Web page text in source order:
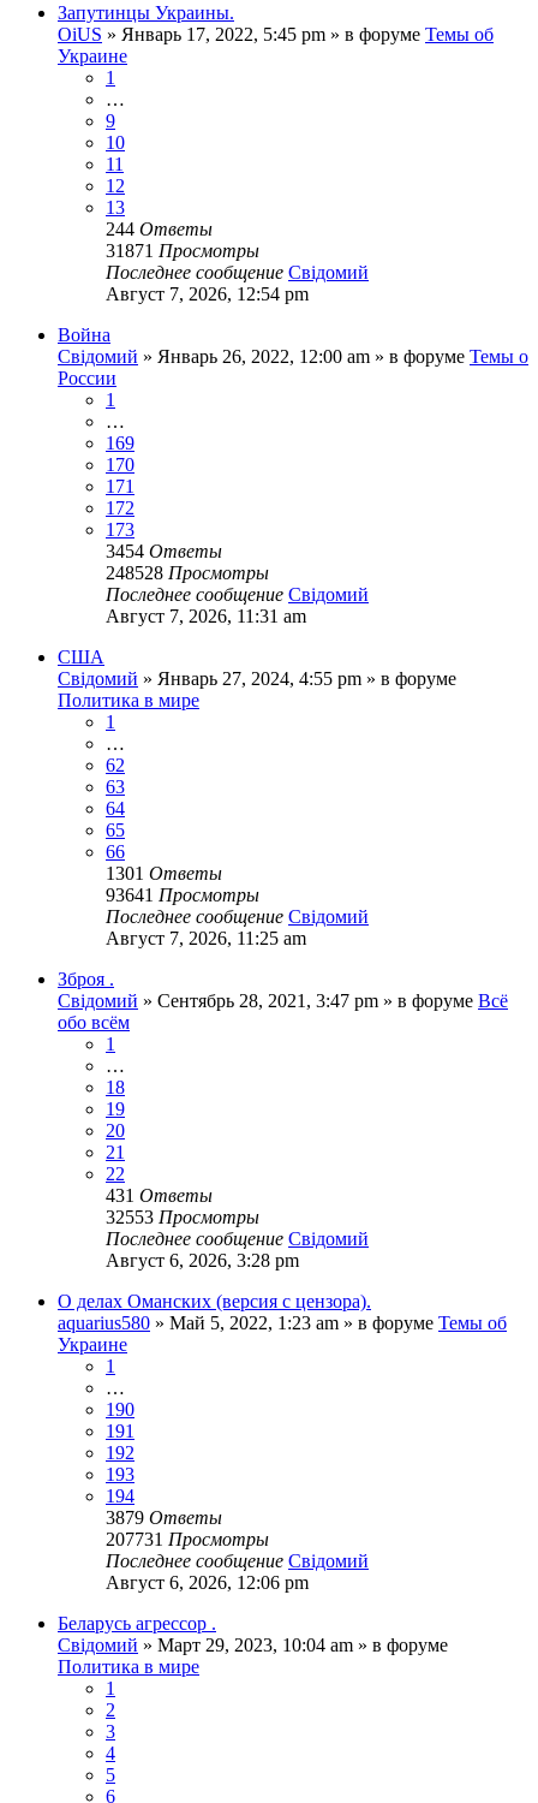
Запутинцы Украины.
OiUS » Январь 17, 2022, 5:45 pm » в форуме Темы об
Украине
1
…
9
10
11
12
13
244 Ответы
31871 Просмотры
Последнее сообщение Свідомий
Август 7, 2026, 12:54 pm
Война
Свідомий » Январь 26, 2022, 12:00 am » в форуме Темы о
России
1
…
169
170
171
172
173
3454 Ответы
248528 Просмотры
Последнее сообщение Свідомий
Август 7, 2026, 11:31 am
США
Свідомий » Январь 27, 2024, 4:55 pm » в форуме
Политика в мире
1
…
62
63
64
65
66
1301 Ответы
93641 Просмотры
Последнее сообщение Свідомий
Август 7, 2026, 11:25 am
Зброя .
Свідомий » Сентябрь 28, 2021, 3:47 pm » в форуме Всё
обо всём
1
…
18
19
20
21
22
431 Ответы
32553 Просмотры
Последнее сообщение Свідомий
Август 6, 2026, 3:28 pm
О делах Оманских (версия с цензора).
aquarius580 » Май 5, 2022, 1:23 am » в форуме Темы об
Украине
1
…
190
191
192
193
194
3879 Ответы
207731 Просмотры
Последнее сообщение Свідомий
Август 6, 2026, 12:06 pm
Беларусь агрессор .
Свідомий » Март 29, 2023, 10:04 am » в форуме
Политика в мире
1
2
3
4
5
6